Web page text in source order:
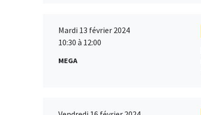
Mardi 13 février 2024
10:30 à 12:00
MEGA